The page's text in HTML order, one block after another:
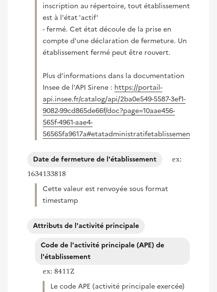
inscription au répertoire, tout établissement
est à l'état 'actif'
- fermé. Cet état découle de la prise en
compte d'une déclaration de fermeture. Un
établissement fermé peut être rouvert.
Plus d'informations dans la documentation
Insee de l'API Sirene : https://portail-
api.insee.fr/catalog/api/2ba0e549-5587-3ef1-
9082-99cd865de66f/doc?page=10aae456-
565f-4961-aae4-
56565fa9617a#etatadministratifetablissement
Date de fermeture de l'établissement
ex:
1634133818
Cette valeur est renvoyée sous format
timestamp
Attributs de l'activité principale
Code de l'activité principale (APE) de
l'établissement
ex: 8411Z
Le code APE (activité principale exercée)